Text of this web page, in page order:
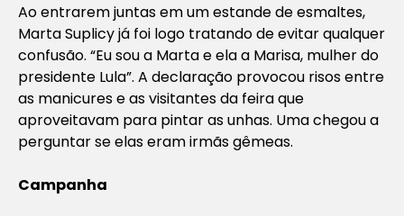
Ao entrarem juntas em um estande de esmaltes,
Marta Suplicy já foi logo tratando de evitar qualquer
confusão. “Eu sou a Marta e ela a Marisa, mulher do
presidente Lula”. A declaração provocou risos entre
as manicures e as visitantes da feira que
aproveitavam para pintar as unhas. Uma chegou a
perguntar se elas eram irmãs gêmeas.
Campanha